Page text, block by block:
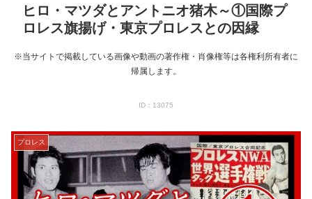
ヒロ・マツダとアントニオ猪木～①国際プ
ロレス旗揚げ・東京プロレスとの因縁
※当サイトで掲載している画像や動画の著作権・肖像権等は各権利所有者に
帰属します。
ID：13075
プロレス